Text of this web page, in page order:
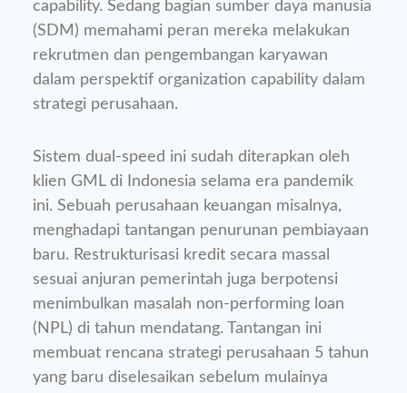
capability. Sedang bagian sumber daya manusia
(SDM) memahami peran mereka melakukan
rekrutmen dan pengembangan karyawan
dalam perspektif organization capability dalam
strategi perusahaan.
Sistem dual-speed ini sudah diterapkan oleh
klien GML di Indonesia selama era pandemik
ini. Sebuah perusahaan keuangan misalnya,
menghadapi tantangan penurunan pembiayaan
baru. Restrukturisasi kredit secara massal
sesuai anjuran pemerintah juga berpotensi
menimbulkan masalah non-performing loan
(NPL) di tahun mendatang. Tantangan ini
membuat rencana strategi perusahaan 5 tahun
yang baru diselesaikan sebelum mulainya